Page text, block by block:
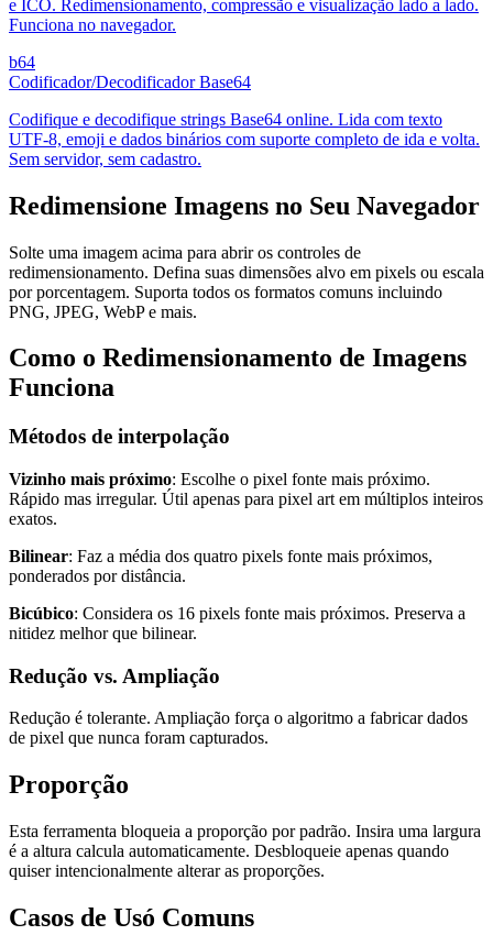
e ICO. Redimensionamento, compressão e visualização lado a lado.
Funciona no navegador.
b64
Codificador/Decodificador Base64
Codifique e decodifique strings Base64 online. Lida com texto
UTF-8, emoji e dados binários com suporte completo de ida e volta.
Sem servidor, sem cadastro.
Redimensione Imagens no Seu Navegador
Solte uma imagem acima para abrir os controles de
redimensionamento. Defina suas dimensões alvo em pixels ou escala
por porcentagem. Suporta todos os formatos comuns incluindo
PNG, JPEG, WebP e mais.
Como o Redimensionamento de Imagens
Funciona
Métodos de interpolação
Vizinho mais próximo: Escolhe o pixel fonte mais próximo.
Rápido mas irregular. Útil apenas para pixel art em múltiplos inteiros
exatos.
Bilinear: Faz a média dos quatro pixels fonte mais próximos,
ponderados por distância.
Bicúbico: Considera os 16 pixels fonte mais próximos. Preserva a
nitidez melhor que bilinear.
Redução vs. Ampliação
Redução é tolerante. Ampliação força o algoritmo a fabricar dados
de pixel que nunca foram capturados.
Proporção
Esta ferramenta bloqueia a proporção por padrão. Insira uma largura
é a altura calcula automaticamente. Desbloqueie apenas quando
quiser intencionalmente alterar as proporções.
Casos de Usó Comuns